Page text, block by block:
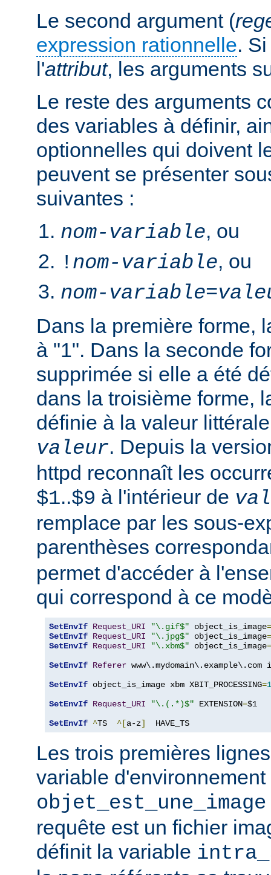
Le second argument (
expression rationnelle.
l'attribut, les arguments
Le reste des arguments
des variables à définir,
optionnelles qui doivent
peuvent se présenter
suivantes :
nom-variable, ou
! nom-variable, ou
nom-variable=
Dans la première forme,
à "1". Dans la seconde
supprimée si elle a été
dans la troisième forme,
définie à la valeur
valeur. Depuis la
httpd reconnaît les
$1..$9 à l'intérieur de
remplace par les sous-
parenthèses
permet d'accéder à
qui correspond à ce
SetEnvIf Request_URI "\.gif$" object_is_image=
SetEnvIf Request_URI "\.jpg$" object_is_image=
SetEnvIf Request_URI "\.xbm$" object_is_image=
SetEnvIf Referer
SetEnvIf object_is_image xbm XBIT_PROCESSING=1
SetEnvIf Request_URI "\.(.*)$" EXTENSION=$1
SetEnvIf ^TS ^[a-z]
  HAVE_TS
Les trois premières
variable d'environnement
objet_est_une_image
requête est un fichier
définit la variable